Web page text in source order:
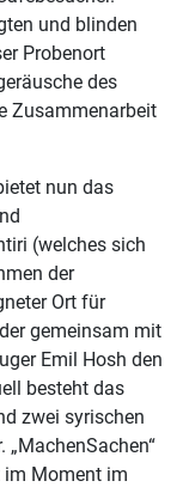
und blinden
Probenort
des
Zusammenarbeit
nun das
(welches sich
der
Ort für
gemeinsam mit
Emil Hosh den
besteht das
zwei syrischen
Moment im